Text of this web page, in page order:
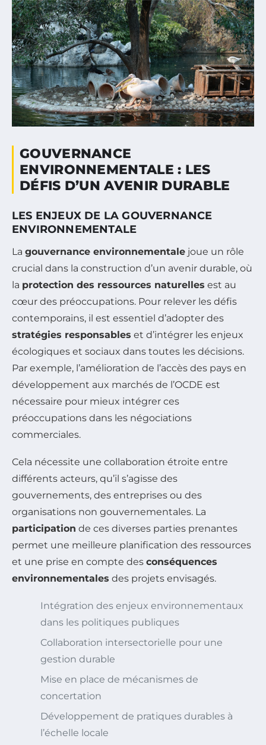
GOUVERNANCE
ENVIRONNEMENTALE : LES
DÉFIS D’UN AVENIR DURABLE
LES ENJEUX DE LA GOUVERNANCE
ENVIRONNEMENTALE
La gouvernance environnementale joue un rôle
crucial dans la construction d’un avenir durable, où
la protection des ressources naturelles est au
cœur des préoccupations. Pour relever les défis
contemporains, il est essentiel d’adopter des
stratégies responsables et d’intégrer les enjeux
écologiques et sociaux dans toutes les décisions.
Par exemple, l’amélioration de l’accès des pays en
développement aux marchés de l’OCDE est
nécessaire pour mieux intégrer ces
préoccupations dans les négociations
commerciales.
Cela nécessite une collaboration étroite entre
différents acteurs, qu’il s’agisse des
gouvernements, des entreprises ou des
organisations non gouvernementales. La
participation de ces diverses parties prenantes
permet une meilleure planification des ressources
et une prise en compte des conséquences
environnementales des projets envisagés.
Intégration des enjeux environnementaux
dans les politiques publiques
Collaboration intersectorielle pour une
gestion durable
Mise en place de mécanismes de
concertation
Développement de pratiques durables à
l’échelle locale